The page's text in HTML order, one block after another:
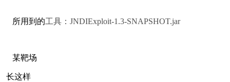
所用到的工具：JNDIExploit-1.3-SNAPSHOT.jar
某靶场
长这样